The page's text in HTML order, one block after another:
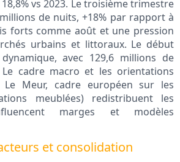
vs 2023. Le troisième trimestre
de nuits, +18% par rapport à
forts comme août et une pression
urbains et littoraux. Le début
avec 129,6 millions de
cadre macro et les orientations
Le Meur, cadre européen sur les
meublées) redistribuent les
marges et modèles
et consolidation